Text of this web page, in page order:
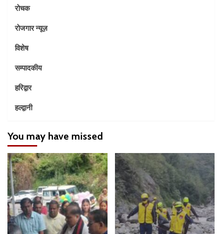
रोचक
रोजगार न्यूज़
विशेष
सम्पादकीय
हरिद्वार
हल्द्वानी
You may have missed